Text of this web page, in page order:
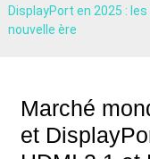
DisplayPort en 2025 :
nouvelle ère
Marché
et